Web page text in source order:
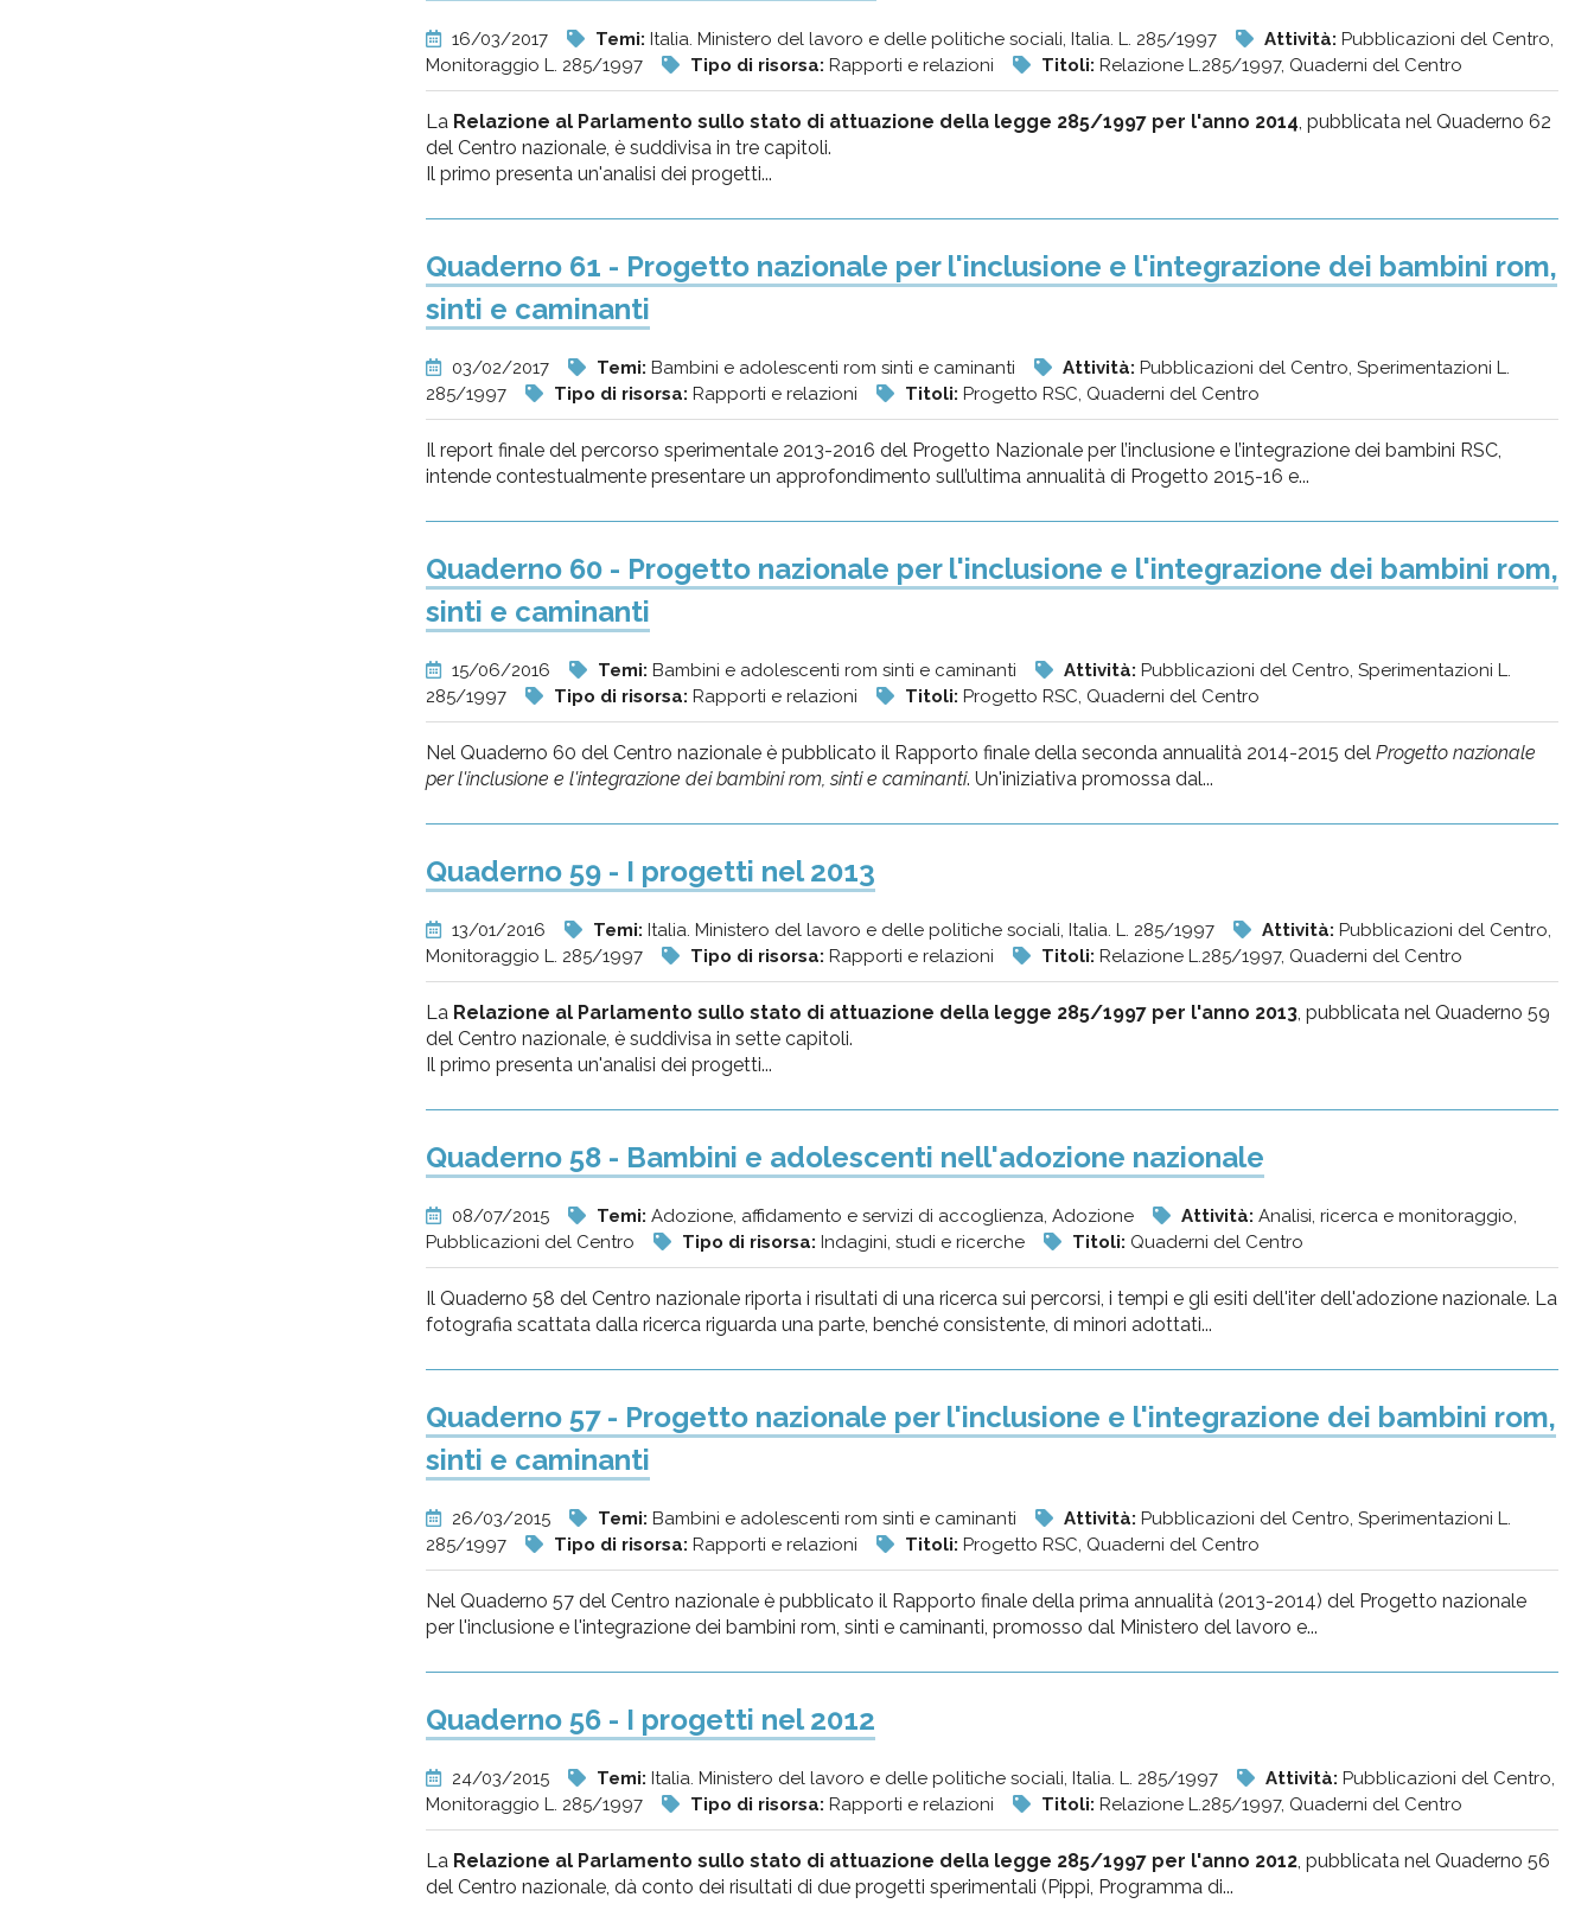
16/03/2017 Temi: Italia. Ministero del lavoro e delle politiche sociali, Italia. L. 285/1997 Attività: Pubblicazioni del Centro,
Monitoraggio L. 285/1997
Tipo di risorsa: Rapporti e relazioni Titoli: Relazione L.285/1997, Quaderni del Centro
La Relazione al Parlamento sullo stato di attuazione della legge 285/1997 per l'anno 2014 , pubblicata nel Quaderno 62
del Centro nazionale, è suddivisa in tre capitoli.
Il primo presenta un'analisi dei progetti...
Quaderno 61 - Progetto nazionale per l'inclusione e l'integrazione dei bambini rom,
sinti e caminanti
03/02/2017 Temi: Bambini e adolescenti rom sinti e caminanti Attività: Pubblicazioni del Centro, Sperimentazioni L.
285/1997
Tipo di risorsa: Rapporti e relazioni Titoli: Progetto RSC, Quaderni del Centro
Il report finale del percorso sperimentale 2013-2016 del Progetto Nazionale per l’inclusione e l’integrazione dei bambini RSC,
intende contestualmente presentare un approfondimento sull’ultima annualità di Progetto 2015-16 e...
Quaderno 60 - Progetto nazionale per l'inclusione e l'integrazione dei bambini rom,
sinti e caminanti
15/06/2016 Temi: Bambini e adolescenti rom sinti e caminanti Attività: Pubblicazioni del Centro, Sperimentazioni L.
285/1997
Tipo di risorsa: Rapporti e relazioni Titoli: Progetto RSC, Quaderni del Centro
Nel Quaderno 60 del Centro nazionale è pubblicato il Rapporto finale della seconda annualità 2014-2015 del Progetto nazionale
per l'inclusione e l'integrazione dei bambini rom, sinti e caminanti. Un'iniziativa promossa dal...
Quaderno 59 - I progetti nel 2013
13/01/2016 Temi: Italia. Ministero del lavoro e delle politiche sociali, Italia. L. 285/1997 Attività: Pubblicazioni del Centro,
Monitoraggio L. 285/1997
Tipo di risorsa: Rapporti e relazioni Titoli: Relazione L.285/1997, Quaderni del Centro
La Relazione al Parlamento sullo stato di attuazione della legge 285/1997 per l'anno 2013, pubblicata nel Quaderno 59
del Centro nazionale, è suddivisa in sette capitoli.
Il primo presenta un'analisi dei progetti...
Quaderno 58 - Bambini e adolescenti nell'adozione nazionale
08/07/2015 Temi: Adozione, affidamento e servizi di accoglienza, Adozione Attività: Analisi, ricerca e monitoraggio,
Pubblicazioni del Centro
Tipo di risorsa: Indagini, studi e ricerche Titoli: Quaderni del Centro
Il Quaderno 58 del Centro nazionale riporta i risultati di una ricerca sui percorsi, i tempi e gli esiti dell'iter dell'adozione nazionale. La
fotografia scattata dalla ricerca riguarda una parte, benché consistente, di minori adottati...
Quaderno 57 - Progetto nazionale per l'inclusione e l'integrazione dei bambini rom,
sinti e caminanti
26/03/2015 Temi: Bambini e adolescenti rom sinti e caminanti Attività: Pubblicazioni del Centro, Sperimentazioni L.
285/1997
Tipo di risorsa: Rapporti e relazioni Titoli: Progetto RSC, Quaderni del Centro
Nel Quaderno 57 del Centro nazionale è pubblicato il Rapporto finale della prima annualità (2013-2014) del Progetto nazionale
per l'inclusione e l'integrazione dei bambini rom, sinti e caminanti, promosso dal Ministero del lavoro e...
Quaderno 56 - I progetti nel 2012
24/03/2015 Temi: Italia. Ministero del lavoro e delle politiche sociali, Italia. L. 285/1997 Attività: Pubblicazioni del Centro,
Monitoraggio L. 285/1997
Tipo di risorsa: Rapporti e relazioni Titoli: Relazione L.285/1997, Quaderni del Centro
La Relazione al Parlamento sullo stato di attuazione della legge 285/1997 per l'anno 2012, pubblicata nel Quaderno 56
del Centro nazionale, dà conto dei risultati di due progetti sperimentali (Pippi, Programma di...